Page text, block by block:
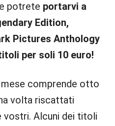
potrete portarvi a
Edition,
Pictures Anthology
per soli 10 euro!
comprende otto
volta riscattati
vostri. Alcuni dei titoli